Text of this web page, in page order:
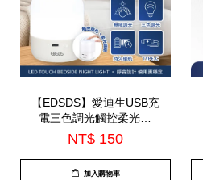
【EDSDS】愛迪生USB充
電三色調光觸控柔光燈
(EDS-L051)
NT$ 150
加入購物車